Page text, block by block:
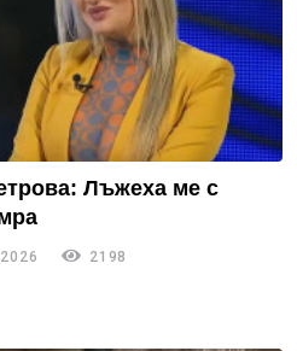
Лъжеха ме с
2198